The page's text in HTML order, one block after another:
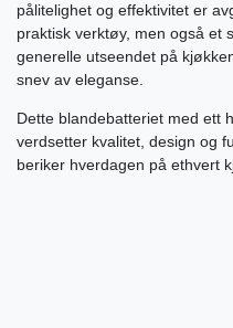
pålitelighet og effektivitet er
praktisk verktøy, men også et
generelle utseendet på
snev av eleganse.
Dette blandebatteriet med ett
verdsetter kvalitet, design og
beriker hverdagen på ethvert